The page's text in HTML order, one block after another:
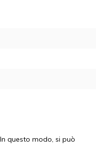
questo modo, si può